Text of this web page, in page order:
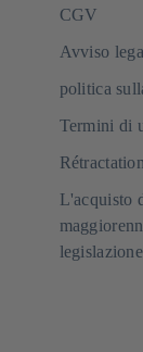
CGV
Avviso
politica
Termini di
Rétractation
L'acquisto